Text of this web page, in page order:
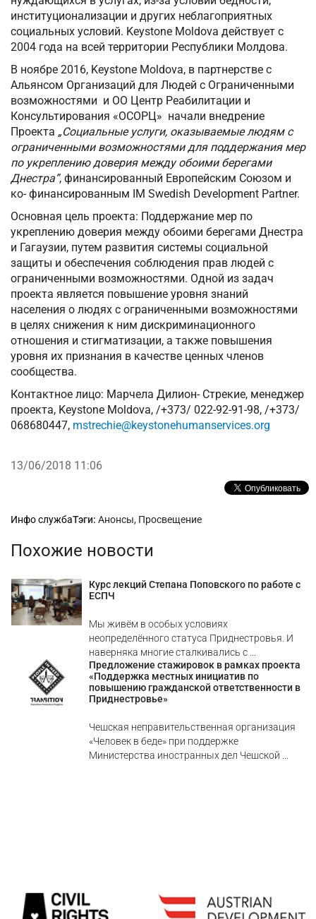
институционализации и других неблагоприятных
социальных условий. Keystone Moldova действует с
2004 года на всей территории Республики Молдова.
В ноябре 2016, Keystone Moldova, в партнерстве с
Альянсом Организаций для Людей с Ограниченными
возможностями и ОО Центр Реабилитации и
Консультирования «ОСОРЦ» начали внедрение
Проекта „Социальные услуги, оказываемые людям с
ограниченными возможностями для поддержания мер
по укреплению доверия между обоими берегами
Днестра”, финансированный Европейским Союзом и
ко- финансированным IM Swedish Development Partner.
Основная цель проекта: Поддержание мер по
укреплению доверия между обоими берегами Днестра
и Гагаузии, путем развития системы социальной
защиты и обеспечения соблюдения прав людей с
ограниченными возможностями. Одной из задач
проекта является повышение уровня знаний
населения о людях с ограниченными возможностями
в целях снижения к ним дискриминационного
отношения и стигматизации, а также повышения
уровня их признания в качестве ценных членов
сообщества.
Контактное лицо: Марчела Дилион- Стрекие, менеджер
проекта, Keystone Moldova, /+373/ 022-92-91-98, /+373/
068680447, mstrechie@keystonehumanservices.org
13/06/2018 11:06
Рубрики
Инфо службаТэги: Анонсы, Просвещение
Похожие новости
Курс лекций Степана Поповского по работе с
ЕСПЧ
Мы живём в особых условиях
неопределённого статуса Приднестровья. И
наверняка многие сталкивались с ...
Предложение стажировок в рамках проекта
«Поддержка местных инициатив по
повышению гражданской ответственности в
Приднестровье»
Чешская неправительственная организация
«Человек в беде» при поддержке
Министерства иностранных дел Чешской ...